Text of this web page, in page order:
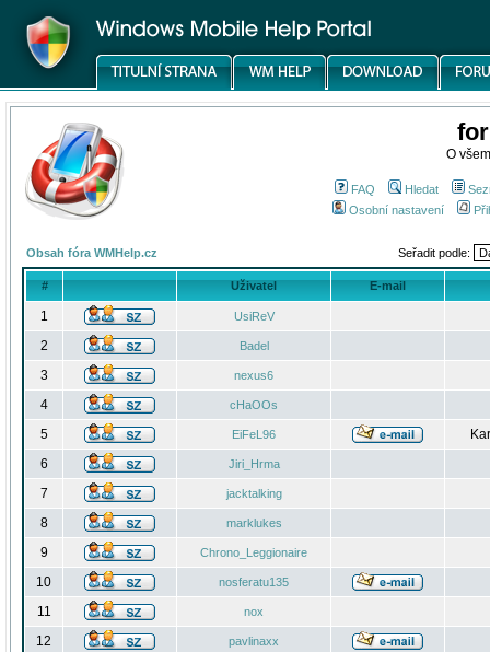
O
FAQ Hledat
Osobní nastavení
Obsah fóra WMHelp.cz Seřadit podle:
# Uživatel E-mail
1 UsiReV
2 Badel
3 nexus6
4 cHaOOs
5 EiFeL96
6
Jiri_Hrma
7 jacktalking
8 marklukes
9 Chrono_Leggionaire
10 nosferatu135
11 nox
12 pavlinaxx